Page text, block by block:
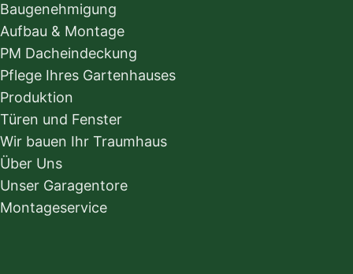
Baugenehmigung
Aufbau & Montage
PM Dacheindeckung
Pflege Ihres Gartenhauses
Produktion
Türen und Fenster
Wir bauen Ihr Traumhaus
Über Uns
Unser Garagentore
Montageservice